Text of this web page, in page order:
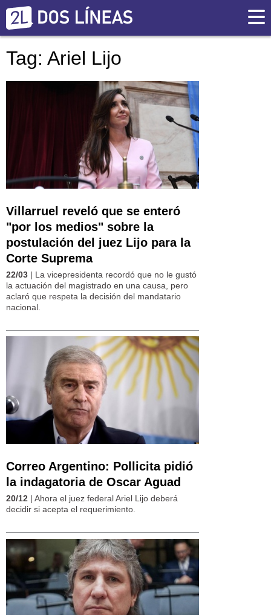
Tag: Ariel Lijo
Villarruel reveló que se enteró
"por los medios" sobre la
postulación del juez Lijo para la
Corte Suprema
22/03 | La vicepresidenta recordó que no le gustó
la actuación del magistrado en una causa, pero
aclaró que respeta la decisión del mandatario
nacional.
Correo Argentino: Pollicita pidió
la indagatoria de Oscar Aguad
20/12 | Ahora el juez federal Ariel Lijo deberá
decidir si acepta el requerimiento.